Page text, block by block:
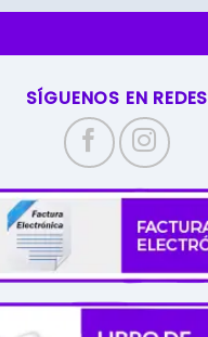
SÍGUENOS EN REDES